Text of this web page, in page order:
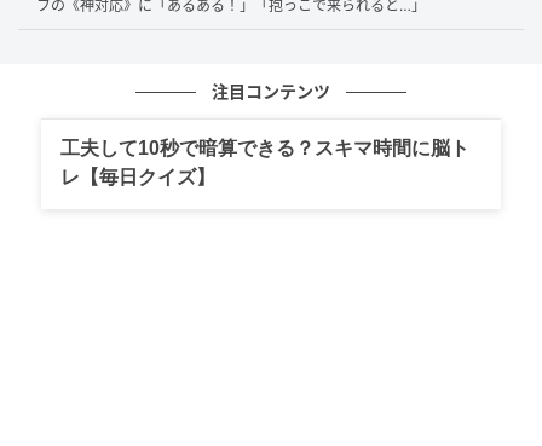
サムネイル画像出典：photoAC ※画像はイメージです
何気ない人間模様を切り取って、誰かの琴線に触れ
るマンガが描きたい。登山、ランニングが趣味。
フの《神対応》に「あるある！」「抱っこで来られると…」
注目コンテンツ
工夫して10秒で暗算できる？スキマ時間に脳ト
レ【毎日クイズ】